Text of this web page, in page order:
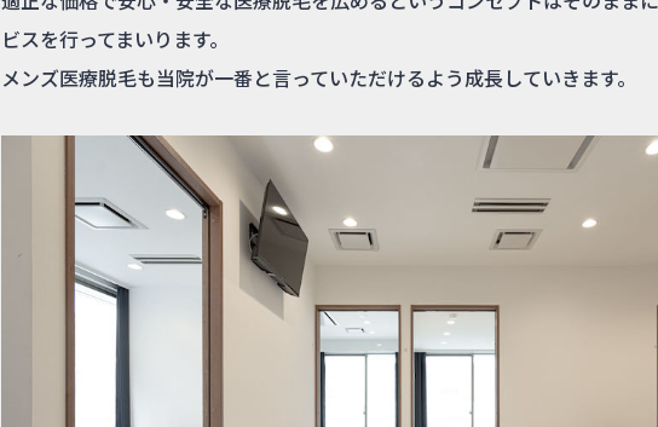
ビスを行ってまいります。
メンズ医療脱毛も当院が一番と言っていただけるよう成長していきます。